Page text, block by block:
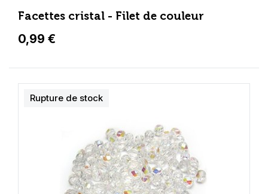
Facettes cristal - Filet de couleur
0,99 €
Rupture de stock